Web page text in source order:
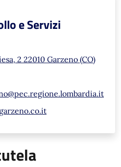
e Servizi
2 22010 Garzeno (CO)